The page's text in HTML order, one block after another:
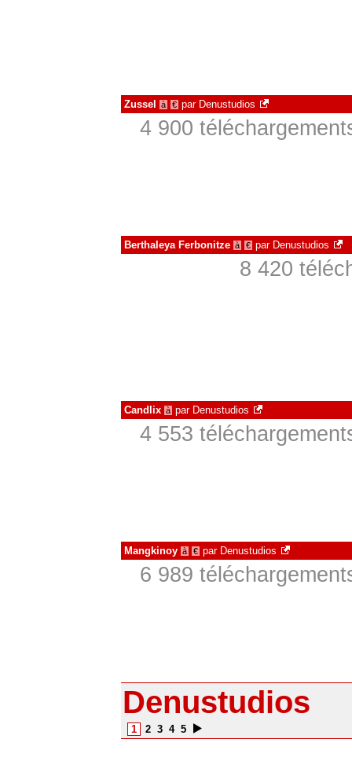
Zussel à € par Denustudios
4 900
Berthaleya Ferbonitze à € par Denustudios
8 420
Candlix à par Denustudios
4 553
Mangkinoy à € par Denustudios
6 989
Denustudios
1 2 3 4 5